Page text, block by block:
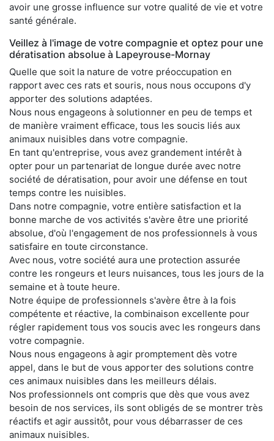
avoir une grosse influence sur votre qualité de vie et votre
santé générale.
Veillez à l'image de votre compagnie et optez pour une
dératisation absolue à Lapeyrouse-Mornay
Quelle que soit la nature de votre préoccupation en
rapport avec ces rats et souris, nous nous occupons d'y
apporter des solutions adaptées.
Nous nous engageons à solutionner en peu de temps et
de manière vraiment efficace, tous les soucis liés aux
animaux nuisibles dans votre compagnie.
En tant qu'entreprise, vous avez grandement intérêt à
opter pour un partenariat de longue durée avec notre
société de dératisation, pour avoir une défense en tout
temps contre les nuisibles.
Dans notre compagnie, votre entière satisfaction et la
bonne marche de vos activités s'avère être une priorité
absolue, d'où l'engagement de nos professionnels à vous
satisfaire en toute circonstance.
Avec nous, votre société aura une protection assurée
contre les rongeurs et leurs nuisances, tous les jours de la
semaine et à toute heure.
Notre équipe de professionnels s'avère être à la fois
compétente et réactive, la combinaison excellente pour
régler rapidement tous vos soucis avec les rongeurs dans
votre compagnie.
Nous nous engageons à agir promptement dès votre
appel, dans le but de vous apporter des solutions contre
ces animaux nuisibles dans les meilleurs délais.
Nos professionnels ont compris que dès que vous avez
besoin de nos services, ils sont obligés de se montrer très
réactifs et agir aussitôt, pour vous débarrasser de ces
animaux nuisibles.